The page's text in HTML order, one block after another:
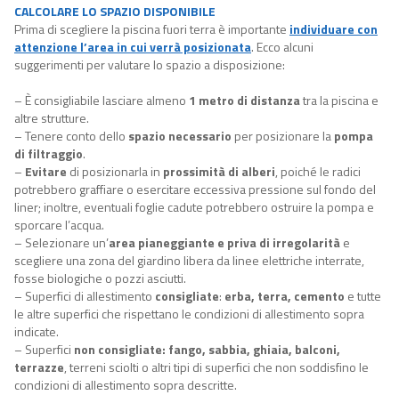
CALCOLARE LO SPAZIO DISPONIBILE
Prima di scegliere la piscina fuori terra è importante individuare con
attenzione l’area in cui verrà posizionata. Ecco alcuni
suggerimenti per valutare lo spazio a disposizione:
– È consigliabile lasciare almeno 1 metro di distanzatra la piscina e
altre strutture.
– Tenere conto dello spazio necessario per posizionare lapompa
di filtraggio.
– Evitare di posizionarla in prossimità di alberi, poiché le radici
potrebbero graffiare o esercitare eccessiva pressione sul fondo del
liner; inoltre, eventuali foglie cadute potrebbero ostruire la pompa e
sporcare l’acqua.
– Selezionare un’area pianeggiante e priva di irregolaritàe
scegliere una zona del giardino libera da linee elettriche interrate,
fosse biologiche o pozzi asciutti.
– Superfici di allestimento consigliate: erba, terra, cemento e tutte
le altre superfici che rispettano le condizioni di allestimento sopra
indicate.
– Superfici non consigliate: fango, sabbia, ghiaia, balconi,
terrazze, terreni sciolti o altri tipi di superfici che non soddisfino le
condizioni di allestimento sopra descritte.